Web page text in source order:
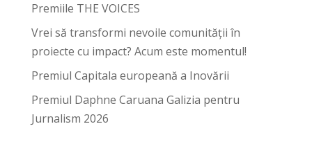
Premiile THE VOICES
Vrei să transformi nevoile comunității în
proiecte cu impact? Acum este momentul!
Premiul Capitala europeană a Inovării
Premiul Daphne Caruana Galizia pentru
Jurnalism 2026